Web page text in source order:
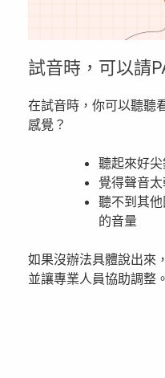
試音時，可以請
在試音時，你可以聽聽
感覺？
聽起來好尖
覺得聲音太
聽不到其
的音量
如果沒辦法具體說出來
並讓專業人員協助調整。